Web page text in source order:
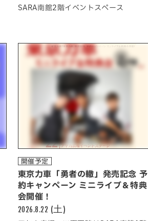
SARA南館2階イベントスペース
開催予定
東京力車「勇者の轍」発売記念 予
約キャンペーン ミニライブ＆特典
会開催！
2026.8.22 (土)